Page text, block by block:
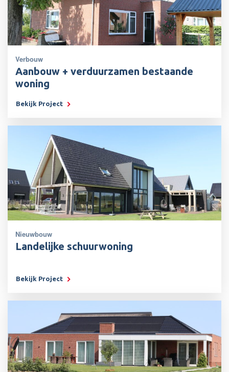
Verbouw
Aanbouw + verduurzamen bestaande
woning
Bekijk Project
Nieuwbouw
Landelijke schuurwoning
Bekijk Project